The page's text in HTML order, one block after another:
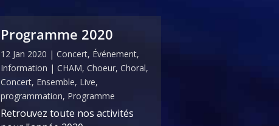
Programme 2020
12 Jan 2020 | Concert, Événement,
Information | CHAM, Choeur, Choral,
Concert, Ensemble, Live,
programmation, Programme
Retrouvez toute nos activités